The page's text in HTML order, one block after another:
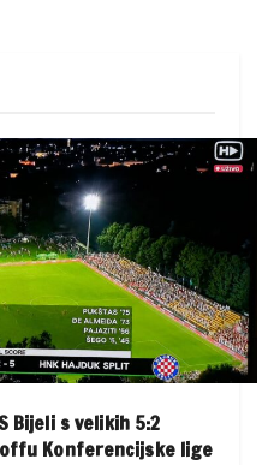
Bijeli s velikih 5:2
Konferencijske lige